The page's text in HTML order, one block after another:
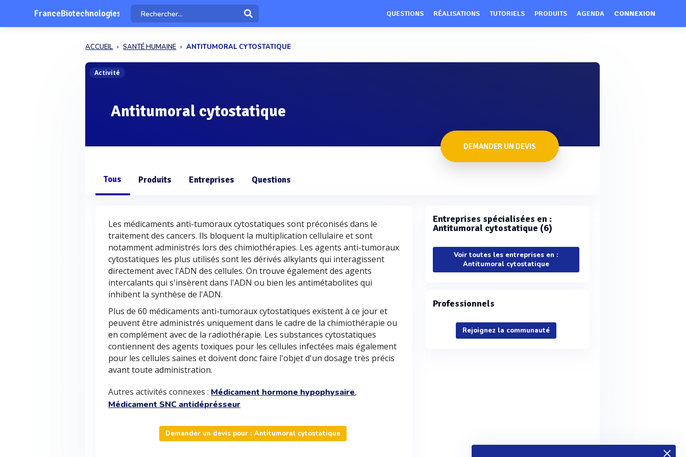
FranceBiotechnologies QUESTIONS RÉALISATIONS TUTORIELS PRODUITS AGENDA CONNEXION
ACCUEIL SANTÉ HUMAINE ANTITUMORAL CYTOSTATIQUE
Activité
Antitumoral cytostatique
DEMANDER UN DEVIS
Tous Produits Entreprises Questions
Les médicaments anti-tumoraux cytostatiques sont préconisés dans le
traitement des cancers. Ils bloquent la multiplication cellulaire et sont
notamment administrés lors des chimiothérapies. Les agents anti-tumoraux
cytostatiques les plus utilisés sont les dérivés alkylants qui interagissent
directement avec l'ADN des cellules. On trouve également des agents
intercalants qui s'insèrent dans l'ADN ou bien les antimétabolites qui
inhibent la synthèse de l'ADN.
Plus de 60 médicaments anti-tumoraux cytostatiques existent à ce jour et
peuvent être administrés uniquement dans le cadre de la chimiothérapie ou
en complément avec de la radiothérapie. Les substances cytostatiques
contiennent des agents toxiques pour les cellules infectées mais également
pour les cellules saines et doivent donc faire l'objet d'un dosage très précis
avant toute administration.
Autres activités connexes : Médicament hormone hypophysaire,
Médicament SNC antidéprésseur
Demander un devis pour : Antitumoral cytostatique
Entreprises spécialisées en :
Antitumoral cytostatique (6)
Voir toutes les entreprises en :
Antitumoral cytostatique
Professionnels
Rejoignez la communauté